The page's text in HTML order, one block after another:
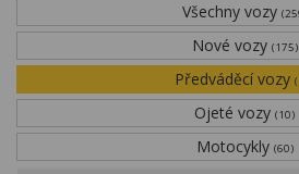
Obytné vozy
Financování
Všechny vozy
Nové vozy (175)
Předváděcí vozy
Ojeté vozy (10)
Motocykly (60)